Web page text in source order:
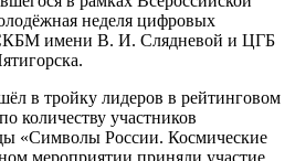
неделя цифровых
имени В. И. Слядневой и ЦГБ
в тройку лидеров в рейтинговом
количеству участников
«Символы России. Космические
мероприятии приняли участие